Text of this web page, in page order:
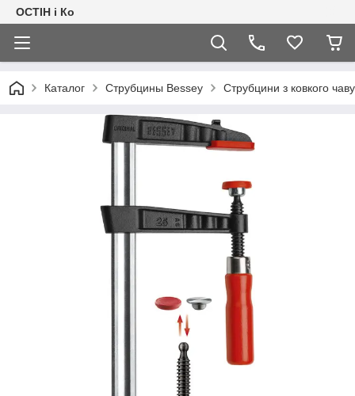
ОСТІН і Ко
Каталог Струбцины Bessey Струбцини з ковкого